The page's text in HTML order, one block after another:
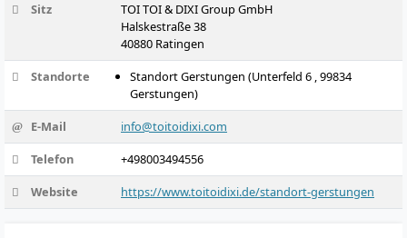
Sitz
TOI TOI & DIXI Group GmbH
Halskestraße 38
40880 Ratingen
Standorte
Standort Gerstungen (Unterfeld 6 , 99834
Gerstungen)
E-Mail
info@toitoidixi.com
Telefon
+498003494556
Website
https://www.toitoidixi.de/standort-gerstungen